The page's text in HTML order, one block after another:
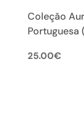
Coleção
Portuguesa
25.00€